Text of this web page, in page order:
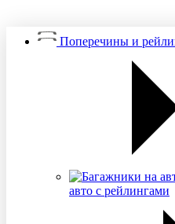
Поперечины и
авто с рейлингами